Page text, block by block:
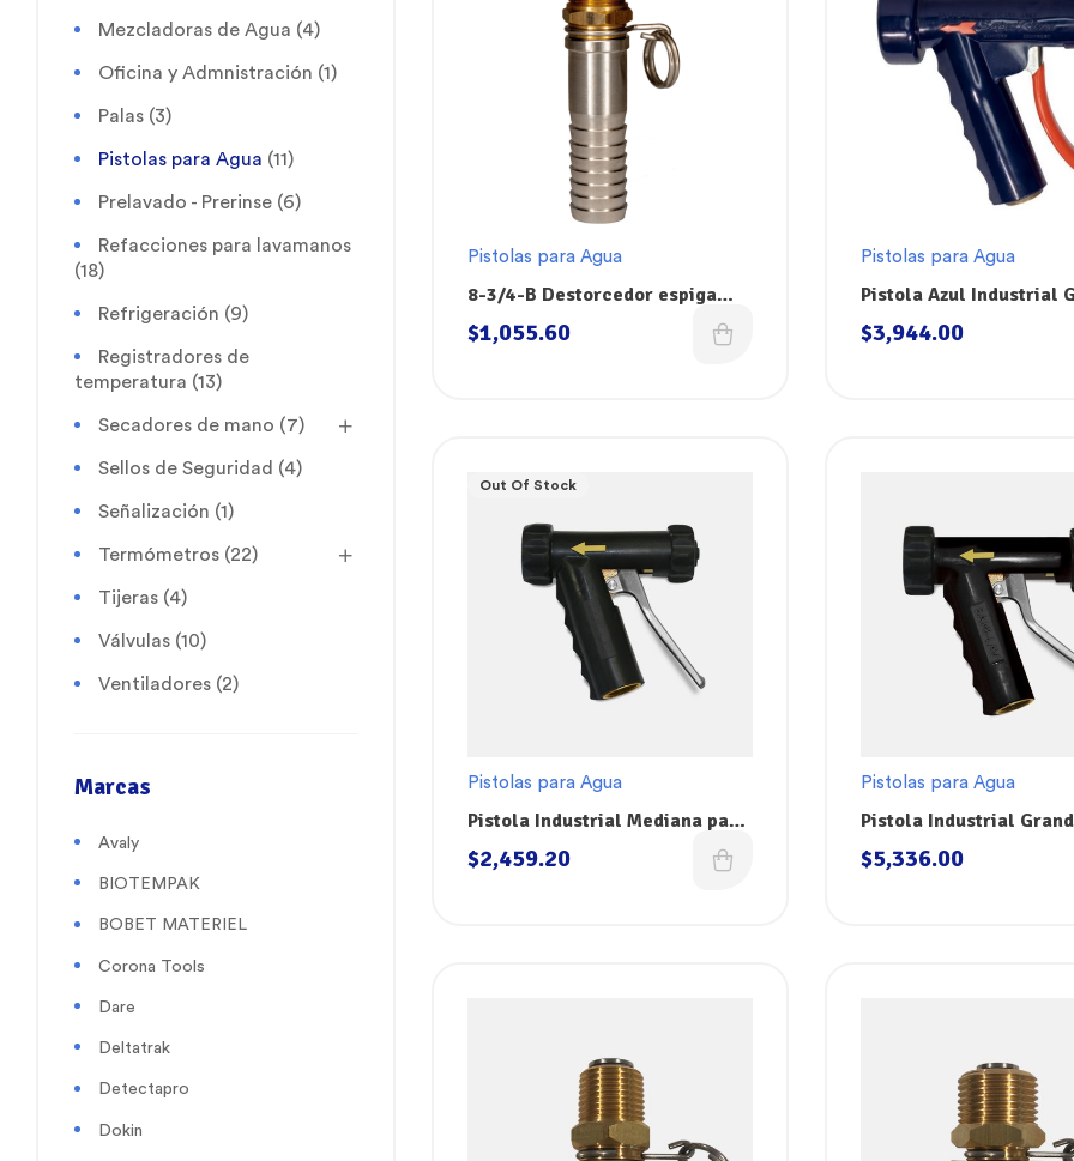
Pistolas para Agua
8-3/4-B Destorcedor espiga
para Manguera Superklean
$1,055.60
Pistolas para Agua
Pistola Azul Industrial
Para Agua Superklean
$3,944.00
Out Of Stock
Pistolas para Agua
Pistola Industrial Mediana para
Agua Sani-Lav N1B
$2,459.20
Pistolas para Agua
Pistola Industrial
Agua Sani-Lav N8B
$5,336.00
Mezcladoras de Agua (4)
Oficina y Admnistración (1)
Palas (3)
Pistolas para Agua (11)
Prelavado - Prerinse (6)
Refacciones para lavamanos
(18)
Refrigeración (9)
Registradores de
temperatura (13)
Secadores de mano (7)
Sellos de Seguridad (4)
Señalización (1)
Termómetros (22)
Tijeras (4)
Válvulas (10)
Ventiladores (2)
Marcas
Avaly
BIOTEMPAK
BOBET MATERIEL
Corona Tools
Dare
Deltatrak
Detectapro
Dokin